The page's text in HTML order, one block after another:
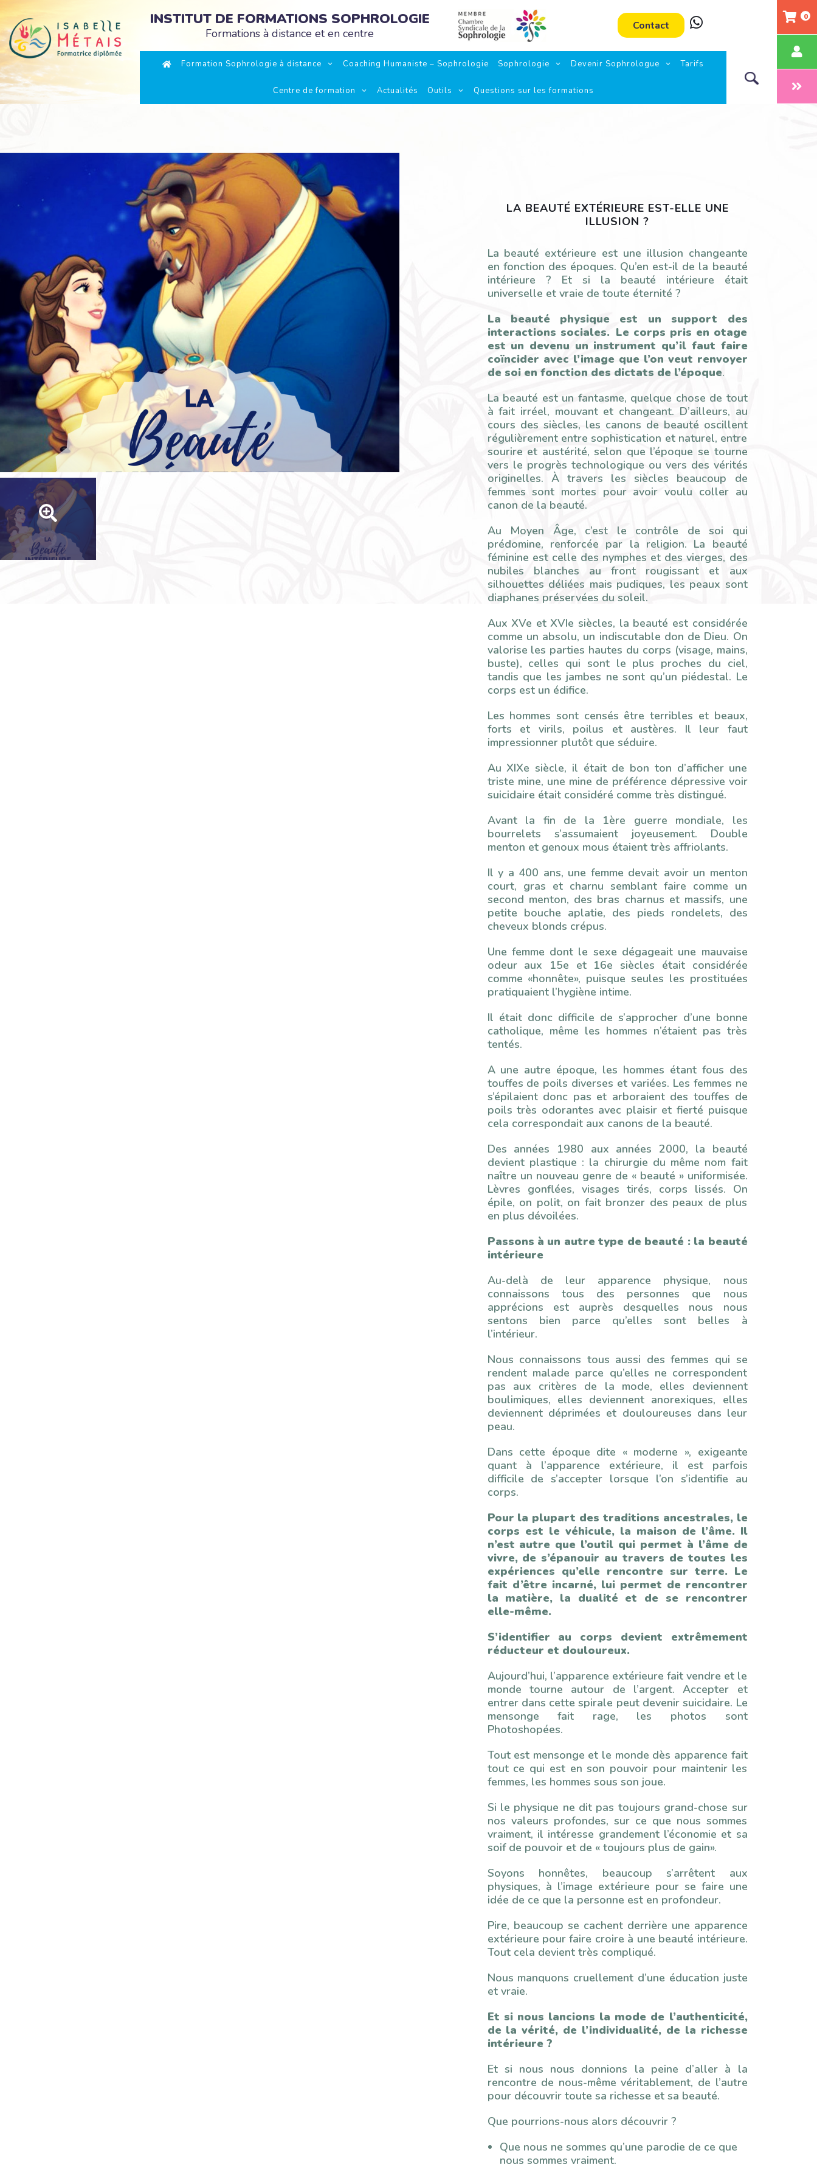
INSTITUT DE FORMATIONS SOPHROLOGIE
Formations à distance et en centre
Contact
Formation Sophrologie à distance Coaching Humaniste – Sophrologie Sophrologie Devenir Sophrologue Tarifs
Centre de formation Actualités Outils Questions sur les formations
0
LA BEAUTÉ EXTÉRIEURE EST-ELLE UNE
ILLUSION ?
La beauté extérieure est une illusion changeante
en fonction des époques. Qu’en est-il de la beauté
intérieure ? Et si la beauté intérieure était
universelle et vraie de toute éternité ?
La beauté physique est un support des
interactions sociales. Le corps pris en otage
est un devenu un instrument qu’il faut faire
coïncider avec l’image que l’on veut renvoyer
de soi en fonction des dictats de l’époque.
La beauté est un fantasme, quelque chose de tout
à fait irréel, mouvant et changeant. D’ailleurs, au
cours des siècles, les canons de beauté oscillent
régulièrement entre sophistication et naturel, entre
sourire et austérité, selon que l’époque se tourne
vers le progrès technologique ou vers des vérités
originelles. À travers les siècles beaucoup de
femmes sont mortes pour avoir voulu coller au
canon de la beauté.
Au Moyen Âge, c’est le contrôle de soi qui
prédomine, renforcée par la religion. La beauté
féminine est celle des nymphes et des vierges, des
nubiles blanches au front rougissant et aux
silhouettes déliées mais pudiques, les peaux sont
diaphanes préservées du soleil.
Aux XVe et XVIe siècles, la beauté est considérée
comme un absolu, un indiscutable don de Dieu. On
valorise les parties hautes du corps (visage, mains,
buste), celles qui sont le plus proches du ciel,
tandis que les jambes ne sont qu’un piédestal. Le
corps est un édifice.
Les hommes sont censés être terribles et beaux,
forts et virils, poilus et austères. Il leur faut
impressionner plutôt que séduire.
Au XIXe siècle, il était de bon ton d’afficher une
triste mine, une mine de préférence dépressive voir
suicidaire était considéré comme très distingué.
Avant la fin de la 1ère guerre mondiale, les
bourrelets s’assumaient joyeusement. Double
menton et genoux mous étaient très affriolants.
Il y a 400 ans, une femme devait avoir un menton
court, gras et charnu semblant faire comme un
second menton, des bras charnus et massifs, une
petite bouche aplatie, des pieds rondelets, des
cheveux blonds crépus.
Une femme dont le sexe dégageait une mauvaise
odeur aux 15e et 16e siècles était considérée
comme «honnête», puisque seules les prostituées
pratiquaient l’hygiène intime.
Il était donc difficile de s’approcher d’une bonne
catholique, même les hommes n’étaient pas très
tentés.
A une autre époque, les hommes étant fous des
touffes de poils diverses et variées. Les femmes ne
s’épilaient donc pas et arboraient des touffes de
poils très odorantes avec plaisir et fierté puisque
cela correspondait aux canons de la beauté.
Des années 1980 aux années 2000, la beauté
devient plastique : la chirurgie du même nom fait
naître un nouveau genre de « beauté » uniformisée.
Lèvres gonflées, visages tirés, corps lissés. On
épile, on polit, on fait bronzer des peaux de plus
en plus dévoilées.
Passons à un autre type de beauté : la beauté
intérieure
Au-delà de leur apparence physique, nous
connaissons tous des personnes que nous
apprécions est auprès desquelles nous nous
sentons bien parce qu’elles sont belles à
l’intérieur.
Nous connaissons tous aussi des femmes qui se
rendent malade parce qu’elles ne correspondent
pas aux critères de la mode, elles deviennent
boulimiques, elles deviennent anorexiques, elles
deviennent déprimées et douloureuses dans leur
peau.
Dans cette époque dite « moderne », exigeante
quant à l’apparence extérieure, il est parfois
difficile de s’accepter lorsque l’on s’identifie au
corps.
Pour la plupart des traditions ancestrales, le
corps est le véhicule, la maison de l’âme. Il
n’est autre que l’outil qui permet à l’âme de
vivre, de s’épanouir au travers de toutes les
expériences qu’elle rencontre sur terre. Le
fait d’être incarné, lui permet de rencontrer
la matière, la dualité et de se rencontrer
elle-même.
S’identifier au corps devient extrêmement
réducteur et douloureux.
Aujourd’hui, l’apparence extérieure fait vendre et le
monde tourne autour de l’argent. Accepter et
entrer dans cette spirale peut devenir suicidaire. Le
mensonge fait rage, les photos sont
Photoshopées.
Tout est mensonge et le monde dès apparence fait
tout ce qui est en son pouvoir pour maintenir les
femmes, les hommes sous son joue.
Si le physique ne dit pas toujours grand-chose sur
nos valeurs profondes, sur ce que nous sommes
vraiment, il intéresse grandement l’économie et sa
soif de pouvoir et de « toujours plus de gain».
Soyons honnêtes, beaucoup s’arrêtent aux
physiques, à l’image extérieure pour se faire une
idée de ce que la personne est en profondeur.
Pire, beaucoup se cachent derrière une apparence
extérieure pour faire croire à une beauté intérieure.
Tout cela devient très compliqué.
Nous manquons cruellement d’une éducation juste
et vraie.
Et si nous lancions la mode de l’authenticité,
de la vérité, de l’individualité, de la richesse
intérieure ?
Et si nous nous donnions la peine d’aller à la
rencontre de nous-même véritablement, de l’autre
pour découvrir toute sa richesse et sa beauté.
Que pourrions-nous alors découvrir ?
Que nous ne sommes qu’une parodie de ce que
nous sommes vraiment.